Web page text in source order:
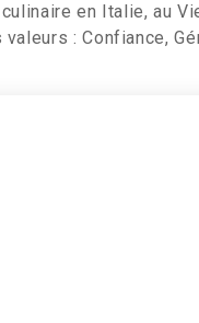
en Italie, au
: Confiance,